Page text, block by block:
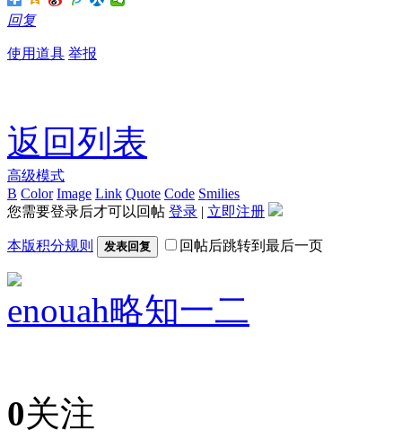
回复
使用道具 举报
返回列表
高级模式
B Color Image Link Quote Code Smilies
您需要登录后才可以回帖 登录 | 立即注册
本版积分规则 发表回复 回帖后跳转到最后一页
enouah略知一二
0关注